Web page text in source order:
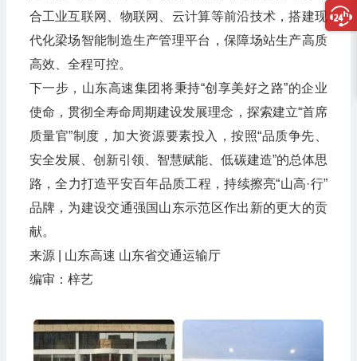
合工业互联网、物联网、云计算等前沿技术，搭建现
代化梁场智能制造生产管理平台，保障场站生产高质
高效、全程可控。
下一步，山东高速集团将秉持“创享美好之路”的企业
使命，贯彻全寿命周期建设发展理念，探索建立“首席
质量官”制度，加大资源要素投入，按照“品质争先、
安全发展、创新引领、智慧赋能、低碳建造”的总体思
路，全力打造平安百年品质工程，持续擦亮“山高·行”
品牌，为建设交通强国山东示范区作出新的更大的贡
献。
来源 | 山东高速 山东省交通运输厅
编审：梓艺